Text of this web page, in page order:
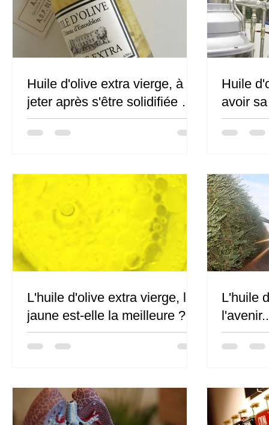
Huile d'olive extra vierge, à
jeter après s'être solidifiée en
bouteille ?
Huile
avoir
elle
L'huile d'olive extra vierge, la
jaune est-elle la meilleure ?
L'huile